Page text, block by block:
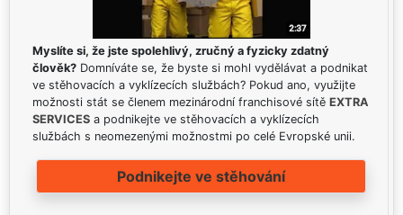
Myslíte si, že jste spolehlivý, zručný a fyzicky zdatný
člověk? Domníváte se, že byste si mohl vydělávat a podnikat
ve stěhovacích a vyklízecích službách? Pokud ano, využijte
možnosti stát se členem mezinárodní franchisové sítě EXTRA
SERVICES a podnikejte ve stěhovacích a vyklízecích
službách s neomezenými možnostmi po celé Evropské unii.
Podnikejte ve stěhování